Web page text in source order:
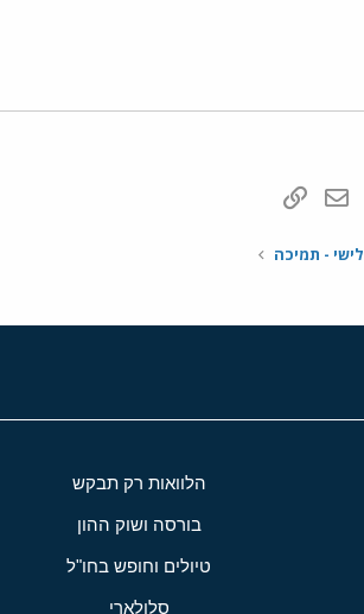
WhatsAppדואר אלקטרוני
- תמיכה
הלוואות רק תבקש
בורסה ושוק ההון
טיולים וחופש בחו"ל
סלולארי